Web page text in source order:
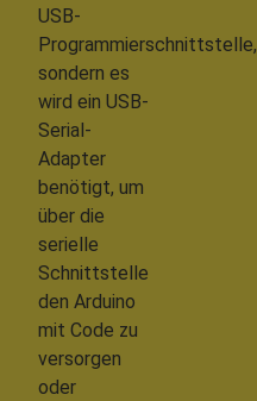
USB-
Programmierschnittstelle,
sondern es
wird ein USB-
Serial-
Adapter
benötigt, um
über die
serielle
Schnittstelle
den Arduino
mit Code zu
versorgen
oder